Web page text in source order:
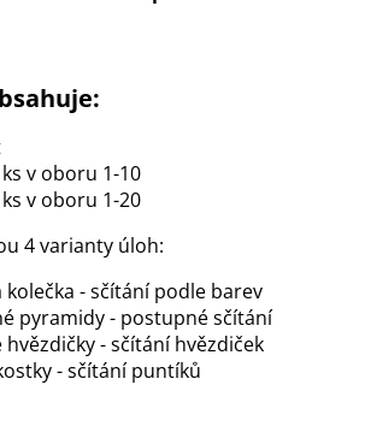
v oboru 1-10
v oboru 1-20
4 varianty úloh:
kolečka - sčítání podle barev
pyramidy - postupné sčítání
hvězdičky - sčítání hvězdiček
- sčítání puntíků